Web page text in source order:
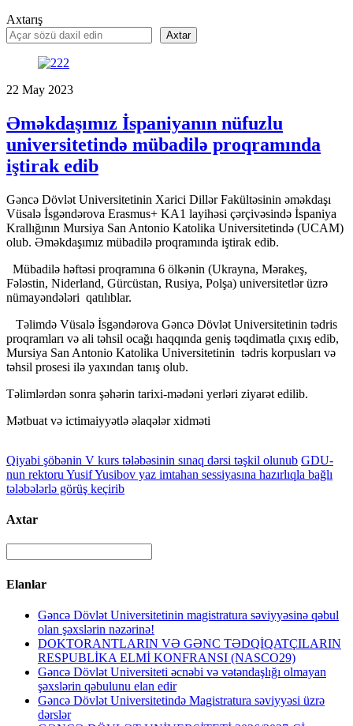
Axtarış
Axtar
22 May 2023
Əməkdaşımız İspaniyanın nüfuzlu
universitetində mübadilə proqramında
iştirak edib
Gəncə Dövlət Universitetinin Xarici Dillər Fakültəsinin əməkdaşı
Vüsalə İsgəndərova Erasmus+ KA1 layihəsi çərçivəsində İspaniya
Krallığının Mursiya San Antonio Katolika Universitetində (UCAM)
olub. Əməkdaşımız mübadilə proqramında iştirak edib.
Mübadilə həftəsi proqramına 6 ölkənin (Ukrayna, Mərakeş,
Fələstin, Niderland, Gürcüstan, Rusiya, Polşa) universitetlər üzrə
nümayəndələri qatılıblar.
Təlimdə Vüsalə İsgəndərova Gəncə Dövlət Universitetinin tədris
proqramları və ali təhsil ocağı haqqında geniş təqdimatla çıxış edib,
Mursiya San Antonio Katolika Universitetinin tədris korpusları və
təhsil prosesi ilə yaxından tanış olub.
Təlimlərdən sonra şəhərin tarixi-mədəni yerləri ziyarət edilib.
Mətbuat və ictimaiyyətlə əlaqələr xidməti
Qiyabi şöbənin V kurs tələbəsinin sınaq dərsi təşkil olunub GDU-
nun rektoru Yusif Yusibov yaz imtahan sessiyasına hazırlıqla bağlı
tələbələrlə görüş keçirib
Axtar
Elanlar
Gəncə Dövlət Universitetinin magistratura səviyyəsinə qəbul
olan şəxslərin nəzərinə!
DOKTORANTLARIN VƏ GƏNC TƏDQİQATÇILARIN
RESPUBLİKA ELMİ KONFRANSI (NASCO29)
Gəncə Dövlət Universiteti əcnəbi və vətəndaşlığı olmayan
şəxslərin qəbulunu elan edir
Gəncə Dövlət Universitetində Magistratura səviyyəsi üzrə
dərslər